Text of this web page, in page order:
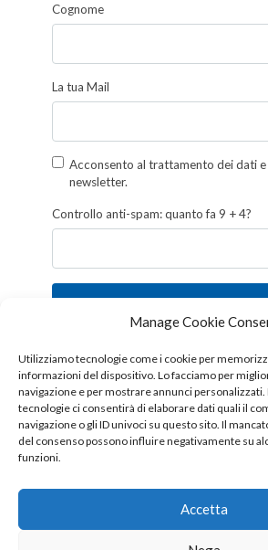
Manage Cookie
Utilizziamo tecnologie come i cookie per
informazioni del dispositivo. Lo facciamo per
navigazione e per mostrare annunci
tecnologie ci consentirà di elaborare dati quali il
navigazione o gli ID univoci su questo sito. Il
del consenso possono influire negativamente su
funzioni.
Accetta
Cognome
La tua Mail
Acconsento al trattamento dei dati e
newsletter.
Controllo anti-spam: quanto fa 9 + 4?
Iscriviti
Follow us!